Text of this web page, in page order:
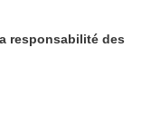
responsabilité des